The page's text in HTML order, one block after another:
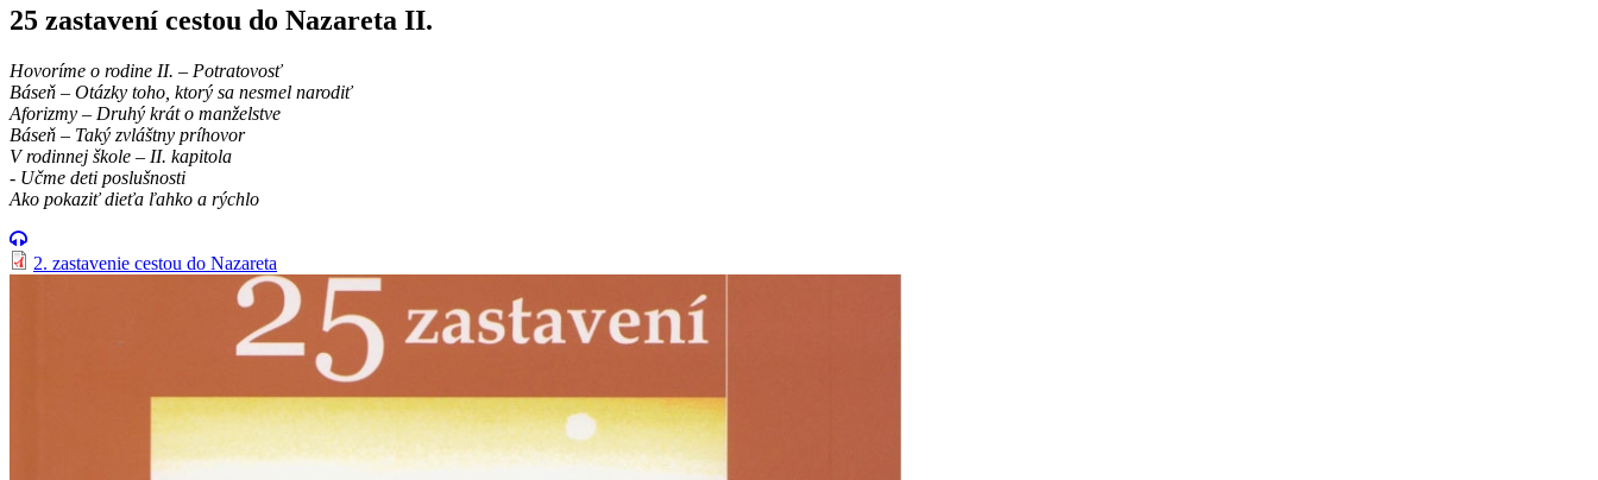
25 zastavení cestou do Nazareta II.
Hovoríme o rodine II. – Potratovosť
Báseň – Otázky toho, ktorý sa nesmel narodiť
Aforizmy – Druhý krát o manželstve
Báseň – Taký zvláštny príhovor
V rodinnej škole – II. kapitola
- Učme deti poslušnosti
Ako pokaziť dieťa ľahko a rýchlo
2. zastavenie cestou do Nazareta